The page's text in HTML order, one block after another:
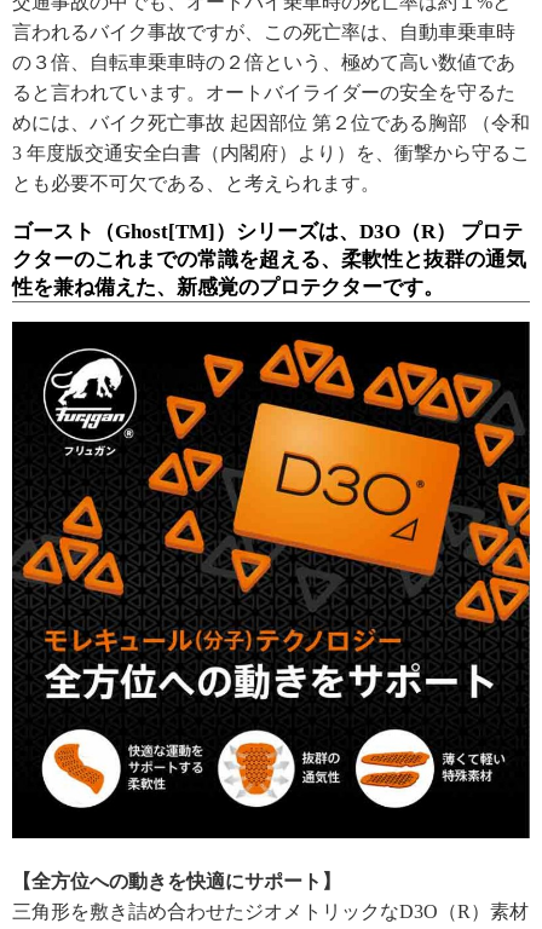
言われるバイク事故ですが、この死亡率は、自動車乗車時
の３倍、自転車乗車時の２倍という、極めて高い数値であ
ると言われています。オートバイライダーの安全を守るた
めには、バイク死亡事故 起因部位 第２位である胸部 （令和
3 年度版交通安全白書（内閣府）より）を、衝撃から守るこ
とも必要不可欠である、と考えられます。
ゴースト（Ghost[TM]）シリーズは、D3O（R） プロテ
クターのこれまでの常識を超える、柔軟性と抜群の通気
性を兼ね備えた、新感覚のプロテクターです。
【全方位への動きを快適にサポート】
三角形を敷き詰め合わせたジオメトリックなD3O（R）素材